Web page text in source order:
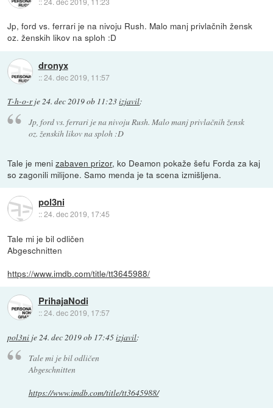
Jp, ford vs. ferrari je na nivoju Rush. Malo manj privlačnih žensk
oz. ženskih likov na sploh :D
dronyx
::24. dec 2019, 11:57
T-h-o-rje24. dec 2019 ob 11:23izjavil:
Jp, ford vs. ferrari je na nivoju Rush. Malo manj privlačnih žensk
oz. ženskih likov na sploh :D
Tale je menizabaven prizor, ko Deamon pokaže šefu Forda za kaj
so zagonili milijone. Samo menda je ta scena izmišljena.
pol3ni
::24. dec 2019, 17:45
Tale mi je bil odličen
Abgeschnitten
https://www.imdb.com/title/tt3645988/
PrihajaNodi
::24. dec 2019, 17:57
pol3ni je24. dec 2019 ob 17:45izjavil:
Tale mi je bil odličen
Abgeschnitten
https://www.imdb.com/title/tt3645988/